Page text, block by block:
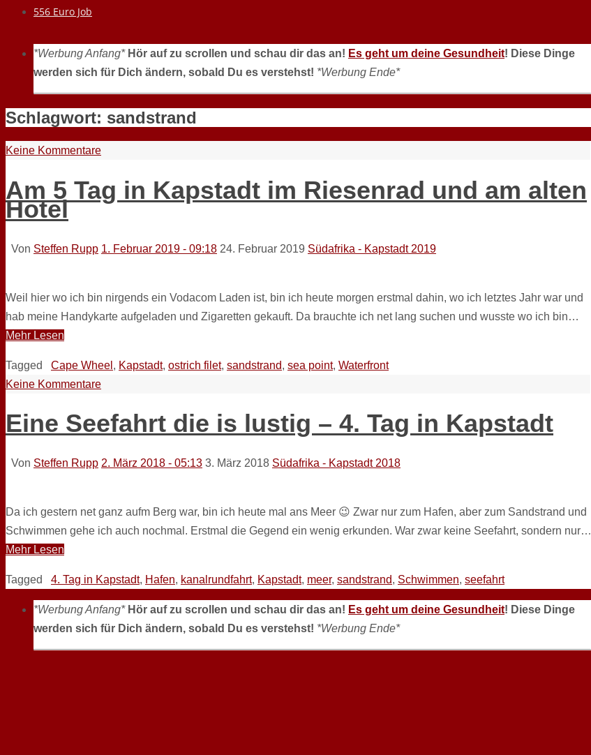
556 Euro Job
*Werbung Anfang* Hör auf zu scrollen und schau dir das an! Es geht um deine Gesundheit! Diese Dinge
werden sich für Dich ändern, sobald Du es verstehst! *Werbung Ende*
Schlagwort: sandstrand
Keine Kommentare
Am 5 Tag in Kapstadt im Riesenrad und am alten
Hotel
Von Steffen Rupp 1. Februar 2019 - 09:18 24. Februar 2019 Südafrika - Kapstadt 2019
Weil hier wo ich bin nirgends ein Vodacom Laden ist, bin ich heute morgen erstmal dahin, wo ich letztes Jahr war und
hab meine Handykarte aufgeladen und Zigaretten gekauft. Da brauchte ich net lang suchen und wusste wo ich bin…
Mehr Lesen
Tagged Cape Wheel , Kapstadt, ostrich filet, sandstrand, sea point, Waterfront
Keine Kommentare
Eine Seefahrt die is lustig – 4. Tag in Kapstadt
Von Steffen Rupp 2. März 2018 - 05:13 3. März 2018 Südafrika - Kapstadt 2018
Da ich gestern net ganz aufm Berg war, bin ich heute mal ans Meer 😉 Zwar nur zum Hafen, aber zum Sandstrand und
Schwimmen gehe ich auch nochmal. Erstmal die Gegend ein wenig erkunden. War zwar keine Seefahrt, sondern nur…
Mehr Lesen
Tagged 4. Tag in Kapstadt, Hafen, kanalrundfahrt, Kapstadt, meer, sandstrand, Schwimmen, seefahrt
*Werbung Anfang* Hör auf zu scrollen und schau dir das an! Es geht um deine Gesundheit! Diese Dinge
werden sich für Dich ändern, sobald Du es verstehst! *Werbung Ende*